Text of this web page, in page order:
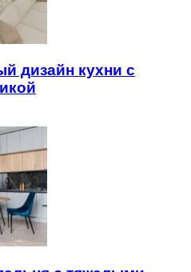
дизайн кухни с